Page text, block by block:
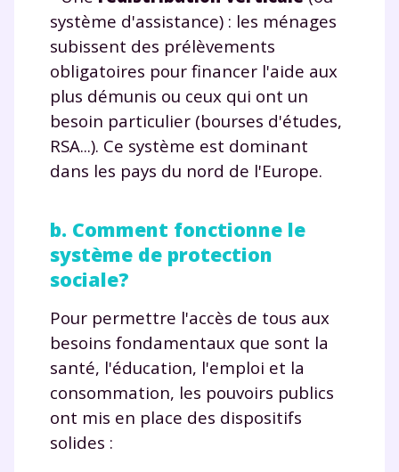
système d'assistance) : les ménages
subissent des prélèvements
obligatoires pour financer l'aide aux
plus démunis ou ceux qui ont un
besoin particulier (bourses d'études,
RSA...). Ce système est dominant
dans les pays du nord de l'Europe.
b. Comment fonctionne le
système de protection
sociale?
Pour permettre l'accès de tous aux
besoins fondamentaux que sont la
santé, l'éducation, l'emploi et la
consommation, les pouvoirs publics
ont mis en place des dispositifs
solides :